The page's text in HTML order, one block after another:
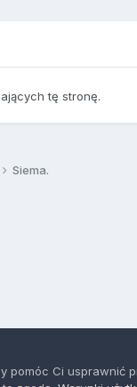
tę stronę.
Siema.
pomóc Ci usprawnić